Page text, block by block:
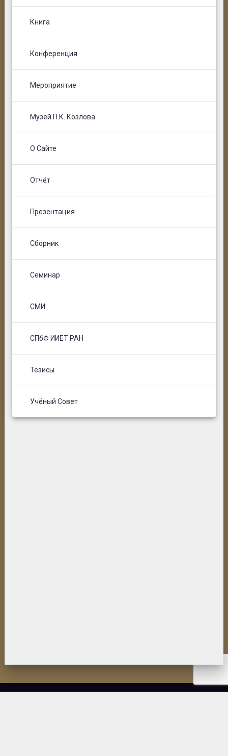
Книга
Конференция
Мероприятие
Музей П.К. Козлова
О Сайте
Отчёт
Презентация
Сборник
Семинар
СМИ
СПбФ ИИЕТ РАН
Тезисы
Учёный Совет